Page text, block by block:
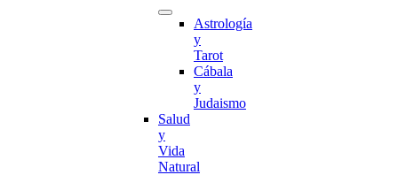
Astrología
y
Tarot
Cábala
y
Judaismo
Salud
y
Vida
Natural